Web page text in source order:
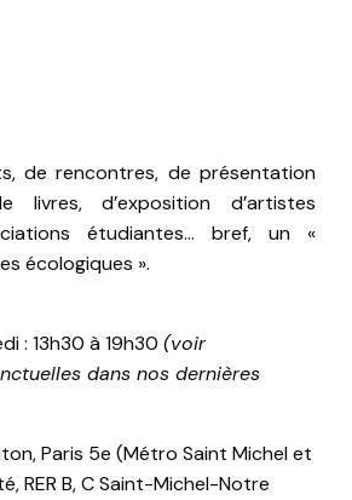
de rencontres, de présentation
livres, d’exposition d’artistes
étudiantes… bref, un «
écologiques ».
: 13h30 à 19h30 (voir
dans nos dernières
Paris 5e (Métro Saint Michel et
RER B, C Saint-Michel-Notre